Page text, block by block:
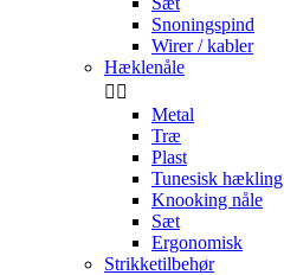
Snoningspind
Wirer / kabler
Hæklenåle
 
Metal
Træ
Plast
Tunesisk hækling
Knooking nåle
Sæt
Ergonomisk
Strikketilbehør